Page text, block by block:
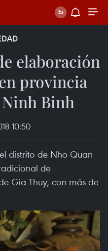
elaboración
provincia
Binh
10:50
distrito de Nho Quan
de
Gia Thuy, con más de